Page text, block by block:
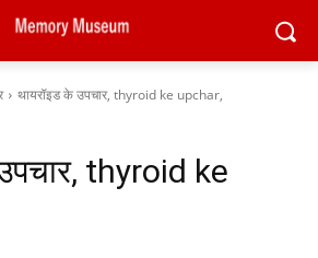
थायरॉइड के उपचार, thyroid ke upchar,
thyroid ke